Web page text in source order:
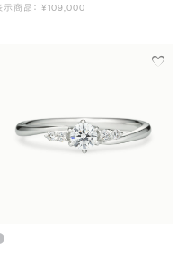
示商品： ¥109,000